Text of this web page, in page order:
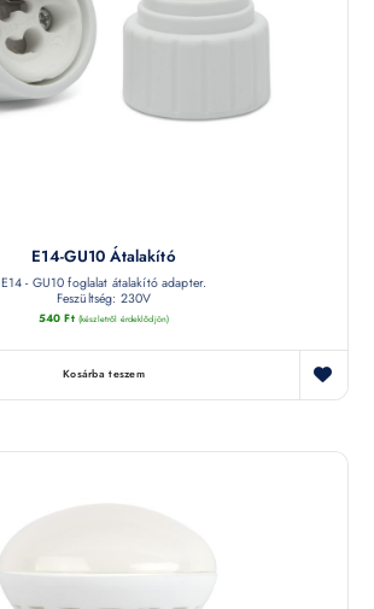
E14-GU10 Átalakító
E14 - GU10 foglalat átalakító adapter.
Feszültség: 230V
540Ft (készletről érdeklődjön)
Kosárba teszem